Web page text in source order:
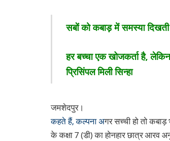
सबों को कबाड़ में समस्या दिखती
हर बच्चा एक खोजकर्ता है,
प्रिसिंपल मिली सिन्हा
जमशेदपुर।
कहते हैं, कल्पना अगर सच्ची हो तो
के कक्षा 7 (डी) का होनहार छात्र आरव